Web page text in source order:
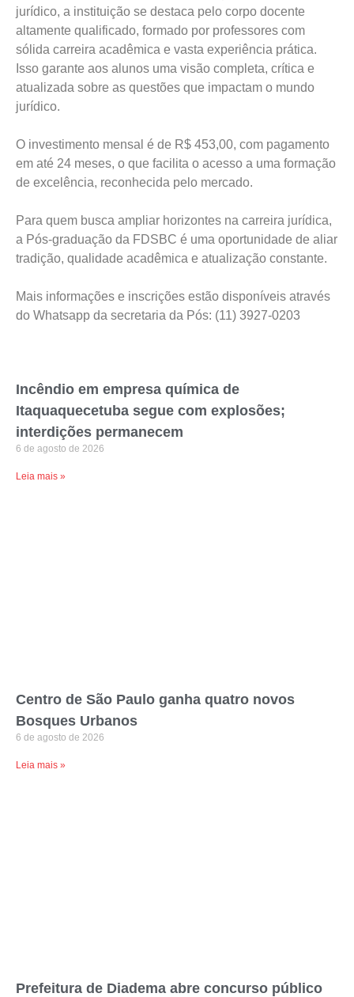
jurídico, a instituição se destaca pelo corpo docente
altamente qualificado, formado por professores com
sólida carreira acadêmica e vasta experiência prática.
Isso garante aos alunos uma visão completa, crítica e
atualizada sobre as questões que impactam o mundo
jurídico.
O investimento mensal é de R$ 453,00, com pagamento
em até 24 meses, o que facilita o acesso a uma formação
de excelência, reconhecida pelo mercado.
Para quem busca ampliar horizontes na carreira jurídica,
a Pós-graduação da FDSBC é uma oportunidade de aliar
tradição, qualidade acadêmica e atualização constante.
Mais informações e inscrições estão disponíveis através
do Whatsapp da secretaria da Pós: (11) 3927-0203
Incêndio em empresa química de
Itaquaquecetuba segue com explosões;
interdições permanecem
6 de agosto de 2026
Leia mais »
Centro de São Paulo ganha quatro novos
Bosques Urbanos
6 de agosto de 2026
Leia mais »
Prefeitura de Diadema abre concurso público